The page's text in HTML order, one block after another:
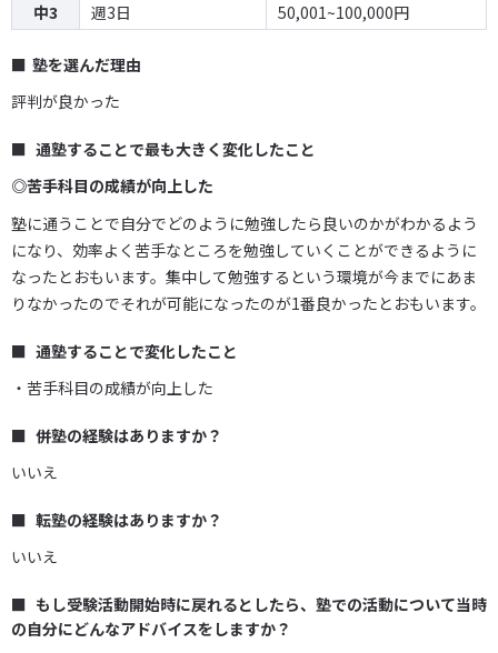
中3
週3日 50,001~100,000円
塾を選んだ理由
評判が良かった
通塾することで最も大きく変化したこと
◎苦手科目の成績が向上した
塾に通うことで自分でどのように勉強したら良いのかがわかるよう
になり、効率よく苦手なところを勉強していくことができるように
なったとおもいます。集中して勉強するという環境が今までにあま
りなかったのでそれが可能になったのが1番良かったとおもいます。
通塾することで変化したこと
・苦手科目の成績が向上した
併塾の経験はありますか？
いいえ
転塾の経験はありますか？
いいえ
もし受験活動開始時に戻れるとしたら、塾での活動について当時
の自分にどんなアドバイスをしますか？